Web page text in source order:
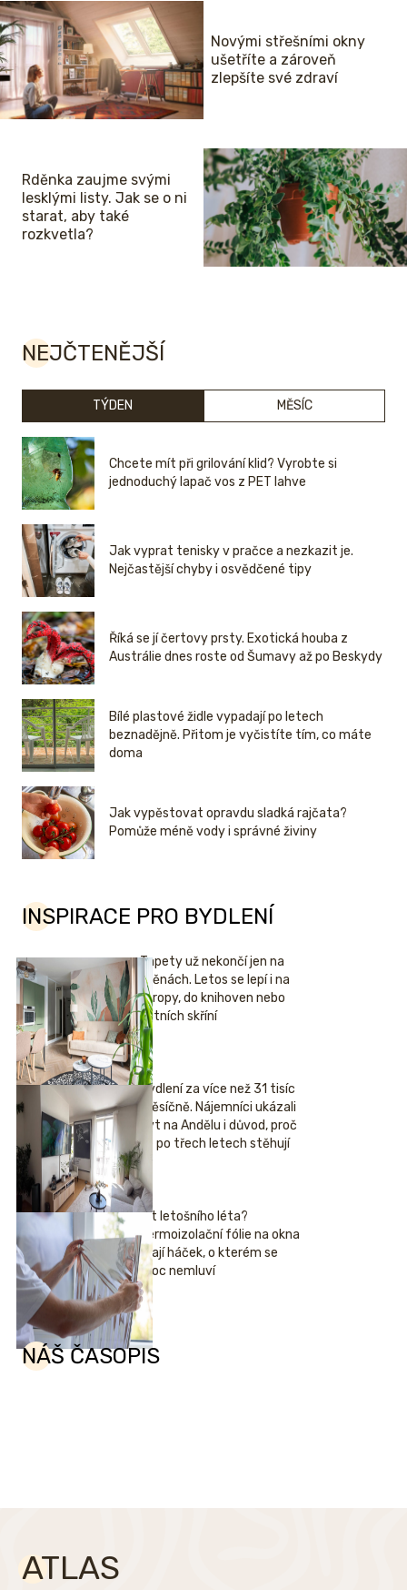
Novými střešními okny
ušetříte a zároveň
zlepšíte své zdraví
Rděnka zaujme svými
lesklými listy. Jak se o ni
starat, aby také
rozkvetla?
NEJČTENĚJŠÍ
TÝDEN MĚSÍC
Chcete mít při grilování klid? Vyrobte si
jednoduchý lapač vos z PET lahve
Jak vyprat tenisky v pračce a nezkazit je.
Nejčastější chyby i osvědčené tipy
Říká se jí čertovy prsty. Exotická houba z
Austrálie dnes roste od Šumavy až po Beskydy
Bílé plastové židle vypadají po letech
beznadějně. Přitom je vyčistíte tím, co máte
doma
Jak vypěstovat opravdu sladká rajčata?
Pomůže méně vody i správné živiny
INSPIRACE PRO BYDLENÍ
Tapety už nekončí jen na
stěnách. Letos se lepí i na
stropy, do knihoven nebo
šatních skříní
Bydlení za více než 31 tisíc
měsíčně. Nájemníci ukázali
byt na Andělu i důvod, proč
se po třech letech stěhují
Hit letošního léta?
Termoizolační fólie na okna
mají háček, o kterém se
moc nemluví
NÁŠ ČASOPIS
ATLAS